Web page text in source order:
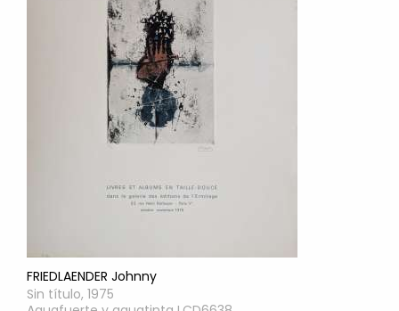
FRIEDLAENDER Johnny
Sin título, 1975